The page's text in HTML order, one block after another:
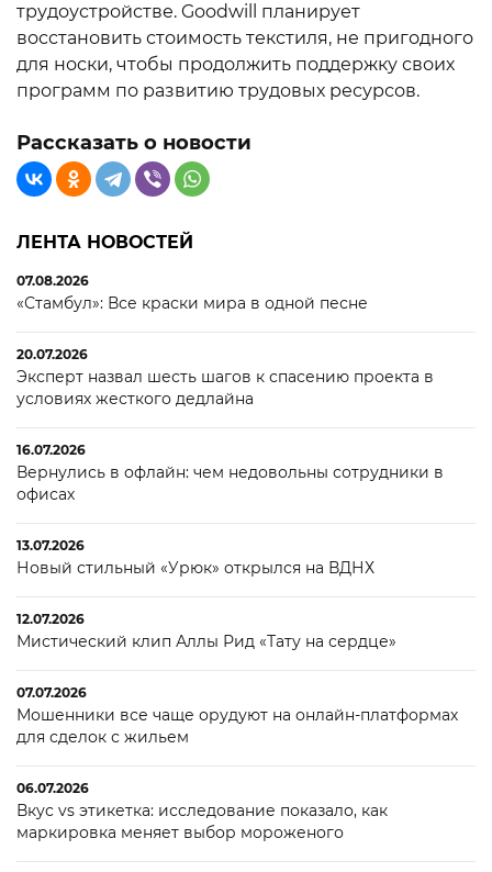
трудоустройстве. Goodwill планирует
восстановить стоимость текстиля, не пригодного
для носки, чтобы продолжить поддержку своих
программ по развитию трудовых ресурсов.
Рассказать о новости
ЛЕНТА НОВОСТЕЙ
07.08.2026
«Стамбул»: Все краски мира в одной песне
20.07.2026
Эксперт назвал шесть шагов к спасению проекта в
условиях жесткого дедлайна
16.07.2026
Вернулись в офлайн: чем недовольны сотрудники в
офисах
13.07.2026
Новый стильный «Урюк» открылся на ВДНХ
12.07.2026
Мистический клип Аллы Рид «Тату на сердце»
07.07.2026
Мошенники все чаще орудуют на онлайн-платформах
для сделок с жильем
06.07.2026
Вкус vs этикетка: исследование показало, как
маркировка меняет выбор мороженого